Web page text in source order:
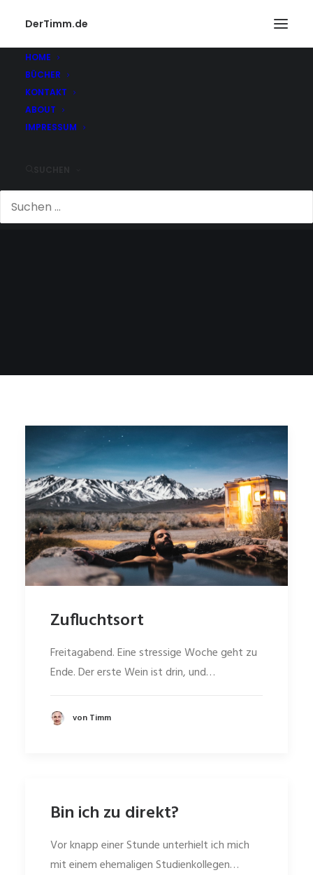
DerTimm.de
HOME
BÜCHER
KONTAKT
ABOUT
IMPRESSUM
Zufluchtsort
Freitagabend. Eine stressige Woche geht zu
Ende. Der erste Wein ist drin, und…
von Timm
Bin ich zu direkt?
Vor knapp einer Stunde unterhielt ich mich
mit einem ehemaligen Studienkollegen…